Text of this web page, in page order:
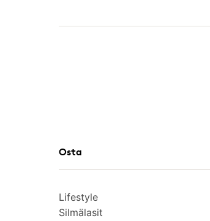
Osta
Lifestyle
Silmälasit